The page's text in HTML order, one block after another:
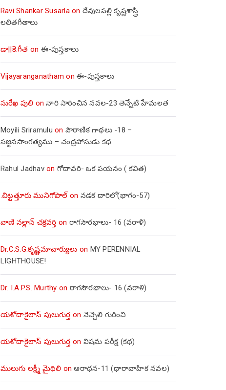
Ravi Shankar Susarlaon దేవులపల్లి కృష్ణశాస్త్రి
లలితగీతాలు
డా||కె.గీత on ఈ-పుస్తకాలు
Vijayaranganatham onఈ-పుస్తకాలు
సురేఖ పులి onనారి సారించిన నవల-23 తెన్నేటి హేమలత
Moyili Sriramulu on పౌరాణిక గాథలు -18 –
సజ్జనసాంగత్యము – చంద్రహాసుడు కథ.
Rahul Jadhavon గోదావరి- ఒక పయనం ( కవిత)
.చిట్టత్తూరు మునిగోపాల్on నడక దారిలో(భాగం-57)
వాణి నల్లాన్ చక్రవర్తి on రాగసౌరభాలు- 16 (వరాళి)
Dr.C.S.G.కృష్ణమాచార్యులు on MY PERENNIAL
LIGHTHOUSE!
Dr. I.A.P.S. Murthy on రాగసౌరభాలు- 16 (వరాళి)
యశోదాకైలాస్ పులుగుర్త on నెచ్చెలి గురించి
యశోదాకైలాస్ పులుగుర్త on విషమ పరీక్ష (క‌థ‌)
ములుగు లక్ష్మీ మైథిలి onఆరాధన-11 (ధారావాహిక నవల)